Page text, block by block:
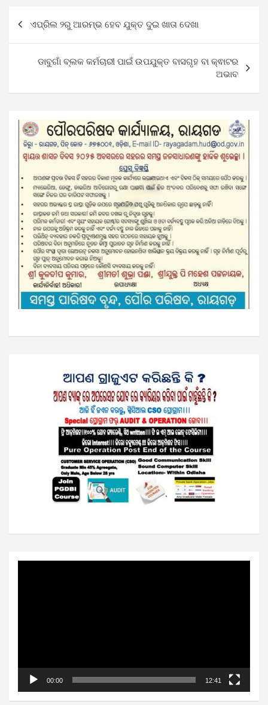
navigation
ଏପ୍ରିଲ ୨ରୁ ଆରମ୍ଭ ହେବ ଯୁକ୍ତ ଦୁଇ ଖାତା ଦେଖା
ଡାବୁଗାଁ ବ୍ଲକ କର୍ମଚାରୀ ପାଇଁ ଉପଯୁକ୍ତ ବାସଗୃହ ବା କ୍ଵାଟର
ଅଭାବ
00:00 12:41